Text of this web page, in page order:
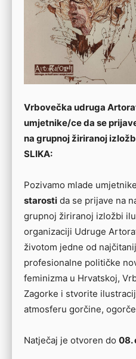
Vrbovečka udruga
umjetnike/ce da se
na grupnoj žiriranoj
SLIKA:
Pozivamo mlade
starosti da se prijave na
grupnoj žiriranoj izložbi
organizaciji Udruge
životom jedne od
profesionalne političke
feminizma u Hrvatskoj,
Zagorke i stvorite
atmosferu gorčine,
Natječaj je otvoren do 08.